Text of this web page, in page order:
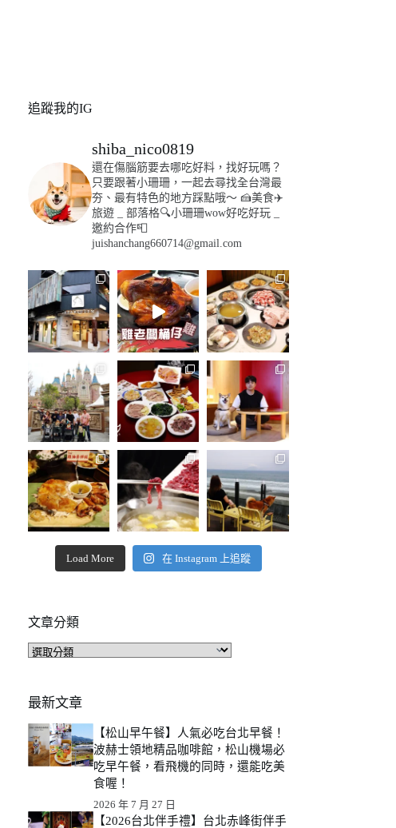
追蹤我的IG
shiba_nico0819
還在傷腦筋要去哪吃好料，找好玩嗎？
只要跟著小珊珊，一起去尋找全台灣最
夯、最有特色的地方踩點哦～ 🍰美食✈️
旅遊
部落格🔍小珊珊wow好吃好玩
邀約合作📮
juishanchang660714@gmail.com
Load More 在 Instagram 上追蹤
文章分類
文
類
最新文章
【松山早午餐】人氣必吃台北早餐！
波赫士領地精品咖啡館，松山機場必
吃早午餐，看飛機的同時，還能吃美
食喔！
2026 年 7 月 27 日
【2026台北伴手禮】台北赤峰街伴手